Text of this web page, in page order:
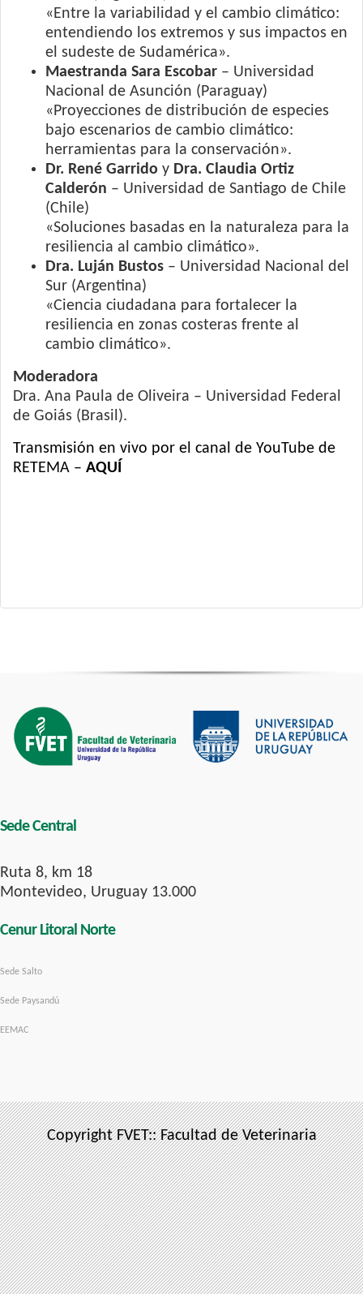
«Entre la variabilidad y el cambio climático:
entendiendo los extremos y sus impactos en
el sudeste de Sudamérica».
Maestranda Sara Escobar – Universidad
Nacional de Asunción (Paraguay)
«Proyecciones de distribución de especies
bajo escenarios de cambio climático:
herramientas para la conservación».
Dr. René Garrido y Dra. Claudia Ortiz
Calderón – Universidad de Santiago de Chile
(Chile)
«Soluciones basadas en la naturaleza para la
resiliencia al cambio climático».
Dra. Luján Bustos – Universidad Nacional del
Sur (Argentina)
«Ciencia ciudadana para fortalecer la
resiliencia en zonas costeras frente al
cambio climático».
Moderadora
Dra. Ana Paula de Oliveira – Universidad Federal
de Goiás (Brasil).
Transmisión en vivo por el canal de YouTube de
RETEMA – AQUÍ
Sede Central
Ruta 8, km 18
Montevideo, Uruguay 13.000
Cenur Litoral Norte
Sede Salto
Sede Paysandú
EEMAC
Copyright FVET:: Facultad de Veterinaria